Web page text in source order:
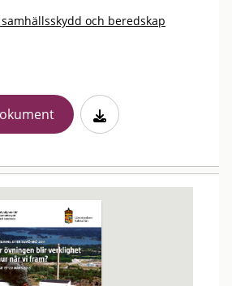
och beredskap